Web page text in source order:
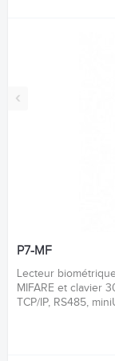
‹
P7-MF
Lecteur
MIFARE et clavier
TCP/IP, RS485,